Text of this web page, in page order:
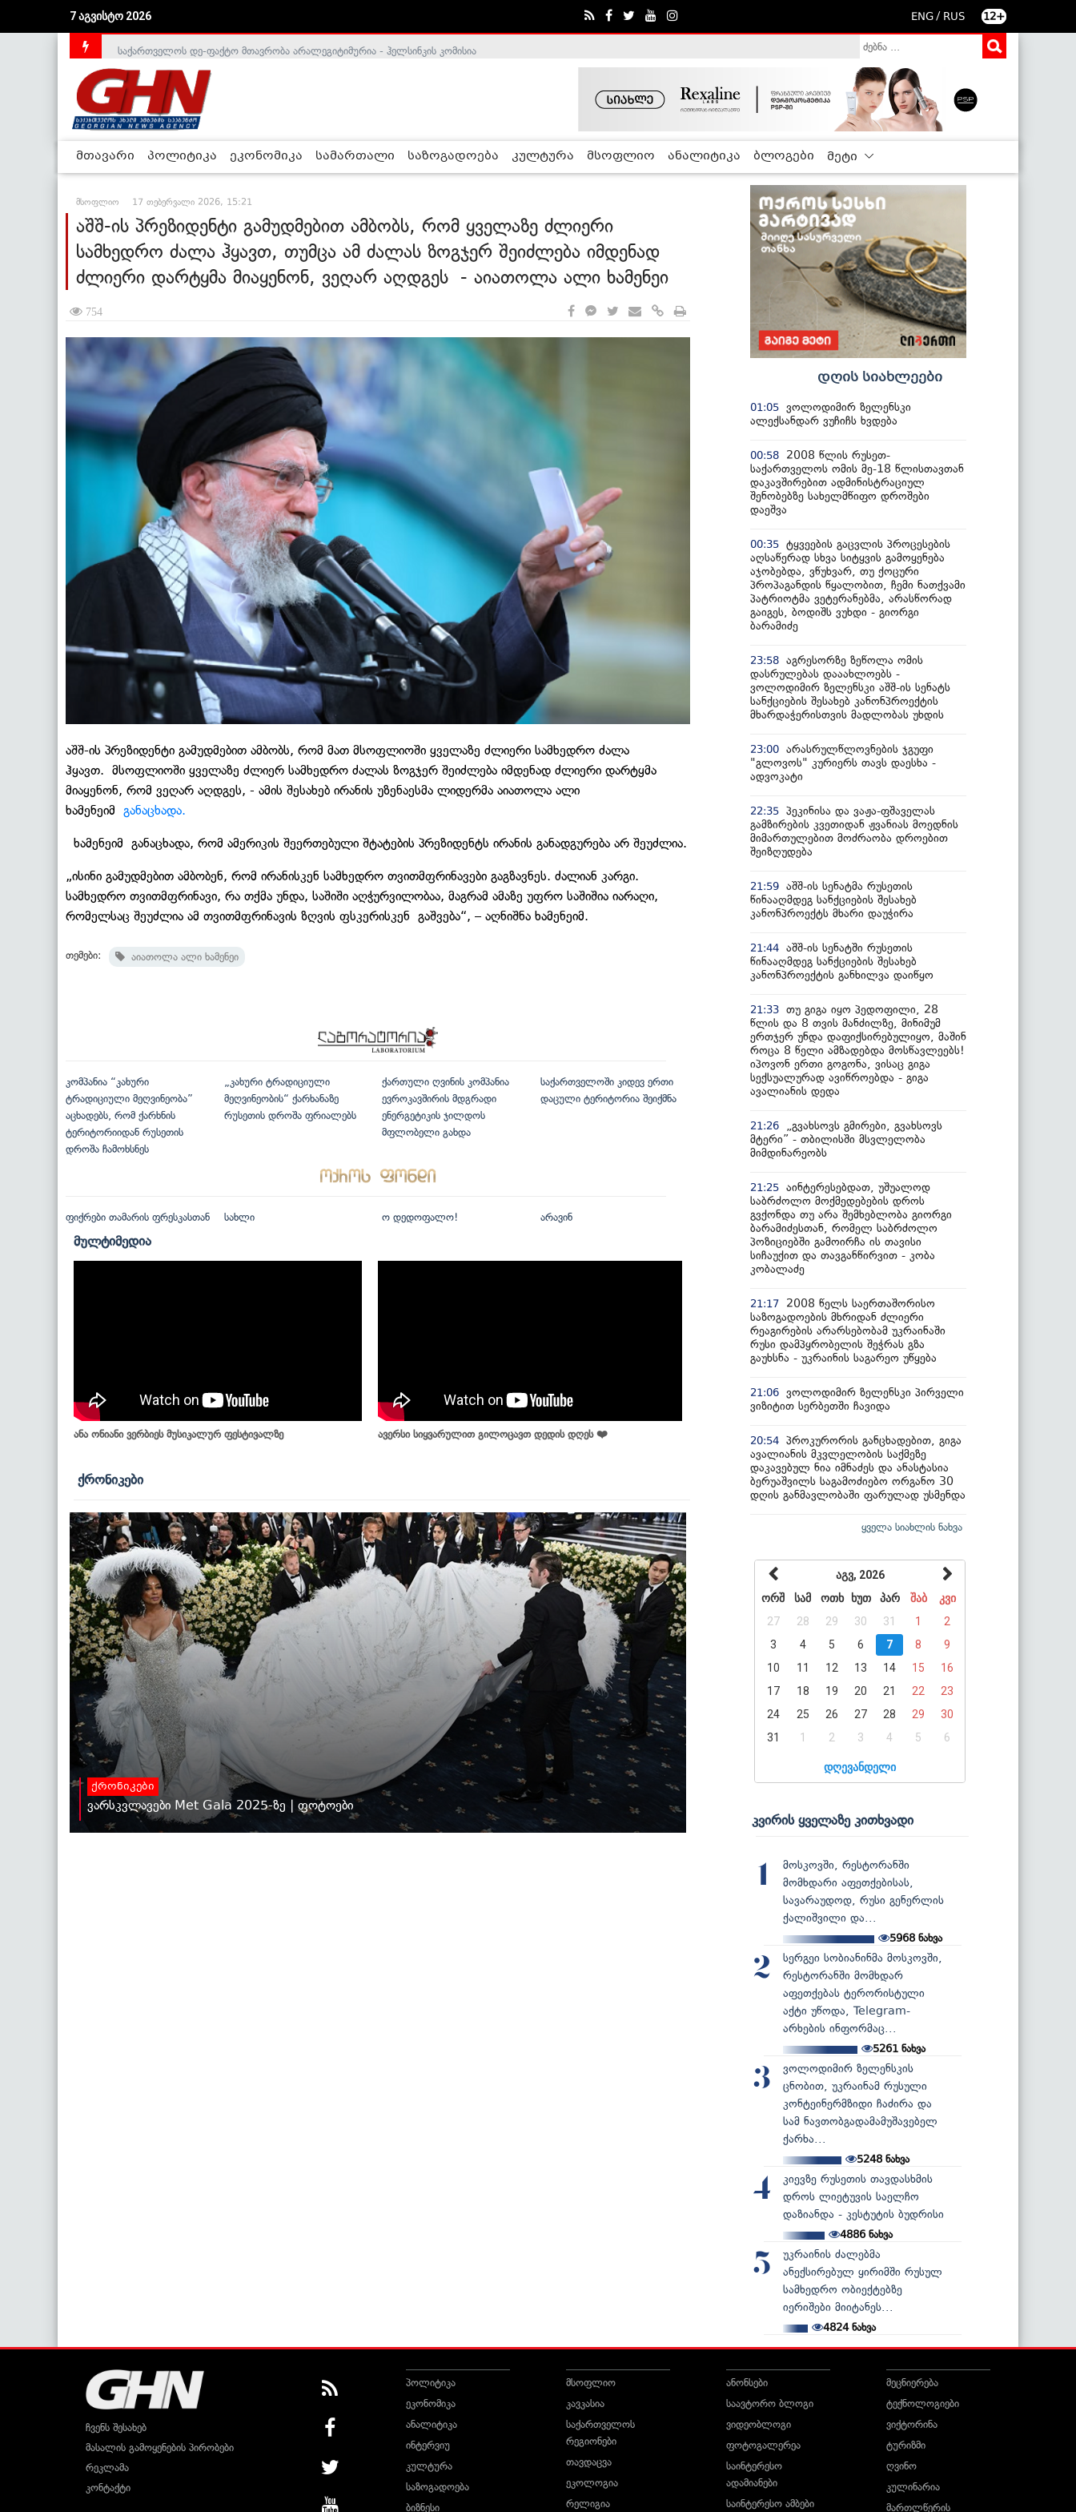
7 აგვისტო 2026 ENG / RUS 12+
საქართველოს დე-ფაქტო მთავრობა არალეგიტიმურია - ჰელსინკის კომისია
მთავარი პოლიტიკა ეკონომიკა სამართალი საზოგადოება კულტურა მსოფლიო ანალიტიკა ბლოგები მეტი
მსოფლიო 17 თებერვალი 2026, 15:21
აშშ-ის პრეზიდენტი გამუდმებით ამბობს, რომ ყველაზე ძლიერი
სამხედრო ძალა ჰყავთ, თუმცა ამ ძალას ზოგჯერ შეიძლება იმდენად
ძლიერი დარტყმა მიაყენონ, ვეღარ აღდგეს - აიათოლა ალი ხამენეი
754
აშშ-ის პრეზიდენტი გამუდმებით ამბობს, რომ მათ მსოფლიოში ყველაზე ძლიერი სამხედრო ძალა
ჰყავთ. მსოფლიოში ყველაზე ძლიერ სამხედრო ძალას ზოგჯერ შეიძლება იმდენად ძლიერი დარტყმა
მიაყენონ, რომ ვეღარ აღდგეს, - ამის შესახებ ირანის უზენაესმა ლიდერმა აიათოლა ალი
ხამენეიმ განაცხადა.
ხამენეიმ განაცხადა, რომ ამერიკის შეერთებული შტატების პრეზიდენტს ირანის განადგურება არ შეუძლია.
„ისინი გამუდმებით ამბობენ, რომ ირანისკენ სამხედრო თვითმფრინავები გაგზავნეს. ძალიან კარგი.
სამხედრო თვითმფრინავი, რა თქმა უნდა, საშიში აღჭურვილობაა, მაგრამ ამაზე უფრო საშიშია იარაღი,
რომელსაც შეუძლია ამ თვითმფრინავის ზღვის ფსკერისკენ გაშვება“, – აღნიშნა ხამენეიმ.
თემები: აიათოლა ალი ხამენეი
კომპანია “კახური
ტრადიციული მეღვინეობა”
აცხადებს, რომ ქარხნის
ტერიტორიიდან რუსეთის
დროშა ჩამოხსნეს
„კახური ტრადიციული
მეღვინეობის“ ქარხანაზე
რუსეთის დროშა ფრიალებს
ქართული ღვინის კომპანია
ევროკავშირის მდგრადი
ენერგეტიკის ჯილდოს
მფლობელი გახდა
საქართველოში კიდევ ერთი
დაცული ტერიტორია შეიქმნა
ფიქრები თამარის ფრესკასთან სახლი ო დედოფალო! არავინ
მულტიმედია
ანა ონიანი ვერბიეს მუსიკალურ ფესტივალზე ავერსი სიყვარულით გილოცავთ დედის დღეს ❤️
ქრონიკები
ქრონიკები
ვარსკვლავები Met Gala 2025-ზე | ფოტოები
დღის სიახლეები
01:05 ვოლოდიმირ ზელენსკი
ალექსანდარ ვუჩიჩს ხვდება
00:58
2008 წლის რუსეთ-
საქართველოს ომის მე-18 წლისთავთან
დაკავშირებით ადმინისტრაციულ
შენობებზე სახელმწიფო დროშები
დაეშვა
00:35 ტყვეების გაცვლის პროცესების
აღსაწერად სხვა სიტყვის გამოყენება
აჯობებდა, ვწუხვარ, თუ ქოცური
პროპაგანდის წყალობით, ჩემი ნათქვამი
პატრიოტმა ვეტერანებმა, არასწორად
გაიგეს, ბოდიშს ვუხდი - გიორგი
ბარამიძე
23:58 აგრესორზე ზეწოლა ომის
დასრულებას დააახლოებს -
ვოლოდიმირ ზელენსკი აშშ-ის სენატს
სანქციების შესახებ კანონპროექტის
მხარდაჭერისთვის მადლობას უხდის
23:00 არასრულწლოვნების ჯგუფი
"გლოვოს" კურიერს თავს დაესხა -
ადვოკატი
22:35 პეკინისა და ვაჟა-ფშაველას
გამზირების კვეთიდან ჟვანიას მოედნის
მიმართულებით მოძრაობა დროებით
შეიზღუდება
21:59 აშშ-ის სენატმა რუსეთის
წინააღმდეგ სანქციების შესახებ
კანონპროექტს მხარი დაუჭირა
21:44 აშშ-ის სენატში რუსეთის
წინააღმდეგ სანქციების შესახებ
კანონპროექტის განხილვა დაიწყო
21:33 თუ გიგა იყო პედოფილი, 28
წლის და 8 თვის მანძილზე, მინიმუმ
ერთჯერ უნდა დაფიქსირებულიყო, მაშინ
როცა 8 წელი ამზადებდა მოსწავლეებს!
იპოვონ ერთი გოგონა, ვისაც გიგა
სექსუალურად ავიწროებდა - გიგა
ავალიანის დედა
21:26
„გვახსოვს გმირები, გვახსოვს
მტერი” - თბილისში მსვლელობა
მიმდინარეობს
21:25 აინტერესებდათ, უშუალოდ
საბრძოლო მოქმედებების დროს
გვქონდა თუ არა შემხებლობა გიორგი
ბარამიძესთან, რომელ საბრძოლო
პოზიციებში გამოირჩა ის თავისი
სიჩაუქით და თავგანწირვით - კობა
კობალაძე
21:17
2008 წელს საერთაშორისო
საზოგადოების მხრიდან ძლიერი
რეაგირების არარსებობამ უკრაინაში
რუსი დამპყრობელის შეჭრას გზა
გაუხსნა - უკრაინის საგარეო უწყება
21:06 ვოლოდიმირ ზელენსკი პირველი
ვიზიტით სერბეთში ჩავიდა
20:54 პროკურორის განცხადებით, გიგა
ავალიანის მკვლელობის საქმეზე
დაკავებულ ნია იმნაძეს და ანასტასია
ბერუაშვილს საგამოძიებო ორგანო 30
დღის განმავლობაში ფარულად უსმენდა
ყველა სიახლის ნახვა
აგვ, 2026
ორშ
სამ ოთხ ხუთ პარ შაბ
კვი
27
28 29 30 31 1
2
3
4 5 6 7 8
9
10
11 12 13 14 15
16
17
18 19 20 21 22
23
24
25 26 27 28 29
30
31
1 2 3 4 5 6
დღევანდელი
კვირის ყველაზე კითხვადი
1
მოსკოვში, რესტორანში
მომხდარი აფეთქებისას,
სავარაუდოდ, რუსი გენერლის
ქალიშვილი და...
5968 ნახვა
2
სერგეი სობიანინმა მოსკოვში,
რესტორანში მომხდარ
აფეთქებას ტერორისტული
აქტი უწოდა, Telegram-
არხების ინფორმაც...
5261 ნახვა
3
ვოლოდიმირ ზელენსკის
ცნობით, უკრაინამ რუსული
კონტეინერმზიდი ჩაძირა და
სამ ნავთობგადამამუშავებელ
ქარხა...
5248ნახვა
4
კიევზე რუსეთის თავდასხმის
დროს ლიეტუვის საელჩო
დაზიანდა - კესტუტის ბუდრისი
4886ნახვა
5
უკრაინის ძალებმა
ანექსირებულ ყირიმში რუსულ
სამხედრო ობიექტებზე
იერიშები მიიტანეს...
4824ნახვა
ჩვენს შესახებ
მასალის გამოყენების პირობები
რეკლამა
კონტაქტი
პოლიტიკა
ეკონომიკა
ანალიტიკა
ინტერვიუ
კულტურა
საზოგადოება
ბიზნესი
მსოფლიო
კავკასია
საქართველოს
რეგიონები
თავდაცვა
ეკოლოგია
რელიგია
ანონსები
საავტორო ბლოგი
ვიდეობლოგი
ფოტოგალერეა
საინტერესო
ადამიანები
საინტერესო ამბები
მეცნიერება
ტექნოლოგიები
ვიქტორინა
ტურიზმი
ღვინო
კულინარია
მართლწერის